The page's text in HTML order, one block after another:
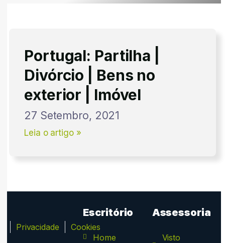
Portugal: Partilha |
Divórcio | Bens no
exterior | Imóvel
27 Setembro, 2021
Leia o artigo »
Privacidade Cookies
Escritório
Home
Assessoria
Visto